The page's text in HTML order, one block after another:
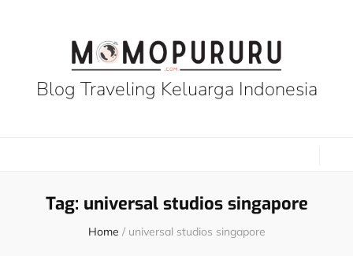
Blog Traveling Keluarga Indonesia
Tag: universal studios singapore
Home / universal studios singapore